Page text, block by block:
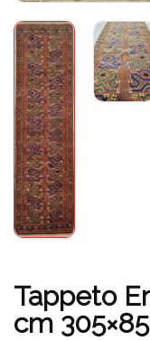
Tappeto
cm 305×85